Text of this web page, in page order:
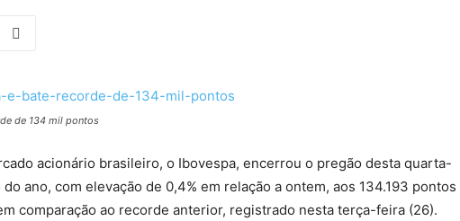
de 134 mil pontos
acionário brasileiro, o Ibovespa, encerrou o pregão desta quarta-
ano, com elevação de 0,4% em relação a ontem, aos 134.193 pontos
comparação ao recorde anterior, registrado nesta terça-feira (26).